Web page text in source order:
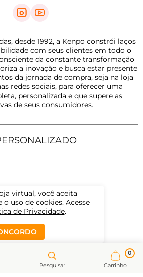
Pesquisar
0
Carrinho
desde 1992, a Kenpo constrói laços
com seus clientes em todo o
da constante transformação
a inovação e busca estar presente
da jornada de compra, seja na loja
redes sociais, para oferecer uma
personalizada e que supere as
de seus consumidores.
virtual, você aceita
uso de cookies. Acesse
de Privacidade.